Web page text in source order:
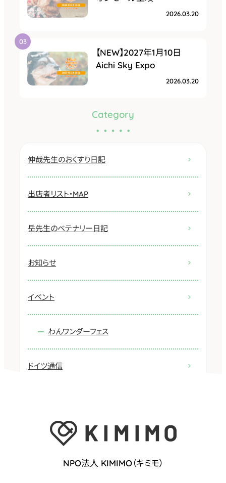
2026.03.20
【NEW】2027年1月10日
Aichi Sky Expo
2026.03.20
Category
伸哉先生のおくすり日記
出店者リスト・MAP
岳先生のベテナリー日記
お知らせ
イベント
わんワンダーフェス
ドイツ通信
NPO法人 KIMIMO（キミモ）